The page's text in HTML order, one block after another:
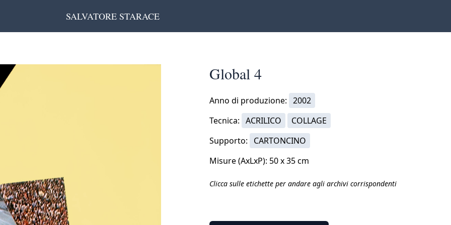
SALVATORE STARACE
Global 4
Anno di produzione: 2002
Tecnica: ACRILICO
COLLAGE
Supporto:
CARTONCINO
Misure (AxLxP): 50 x 35 cm
Clicca sulle etichette per andare agli archivi corrispondenti